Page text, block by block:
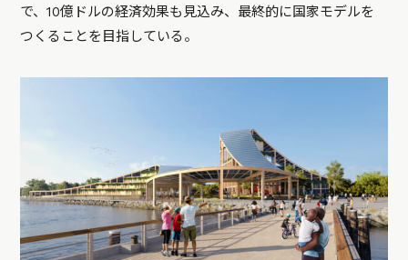
で、10億ドルの経済効果も見込み、最終的に国家モデルを
つくることを目指している。